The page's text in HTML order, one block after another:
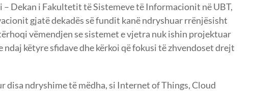
– Dekan i Fakultetit të Sistemeve të Informacionit në UBT,
gjatë dekadës së fundit kanë ndryshuar rrënjësisht
vëmendjen se sistemet e vjetra nuk ishin projektuar
këtyre sfidave dhe kërkoi që fokusi të zhvendoset drejt
disa ndryshime të mëdha, si Internet of Things, Cloud